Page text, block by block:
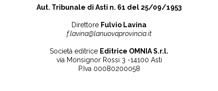
Aut. Tribunale di Asti n. 61 del 25/09/1953
Direttore Fulvio Lavina
f.lavina@lanuovaprovincia.it
Società editrice Editrice OMNIA S.r.l.
via Monsignor Rossi 3 -14100 Asti
P.Iva 00080200058